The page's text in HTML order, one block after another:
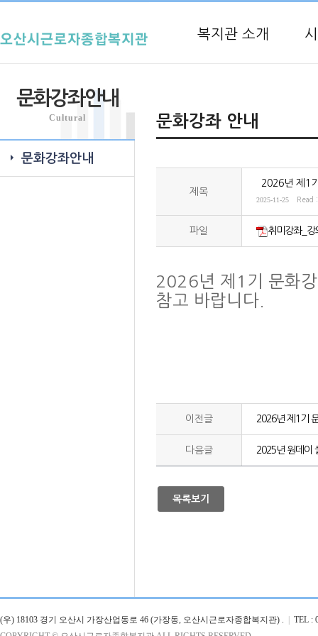
복지관 소개
문화강좌안내
Cultural
문화강좌안내
문화강좌 안내
제목
`2026년 제1
2025-11-25 Read
파일 취미강좌_
2026년 제1기 문화
참고 바랍니다.
이전글 2026년 제1기
다음글 2025년 원데이
목록보기
(우) 18103 경기 오산시 가장산업동로 46 (가장동, 오산시근로자종합복지관) .
TEL :